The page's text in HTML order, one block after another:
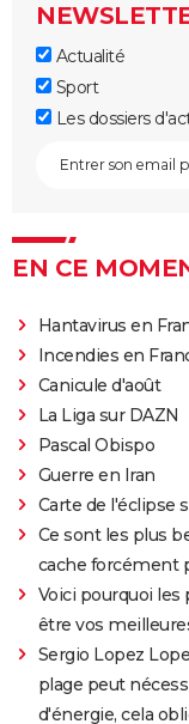
S'inscrire
Se connecter
Lycées
Collèges
Primaires
Universités
Entreprises
Service militaire
Avis de recherche
AVIS DE DÉCÈS
FORUM
Bricolage
Lifestyle
Culture
Sport
Auto
Television
Voyage
Cinema
Actualité
Sport
Les dossiers
EN CE
Hantavirus en
Incendies en
Canicule d'août
La Liga sur DAZN
Pascal Obispo
Guerre en Iran
Carte de l'éclipse
Ce sont les plus
cache forcément
Voici pourquoi les
être vos
Sergio Lopez
plage peut
d'énergie, cela